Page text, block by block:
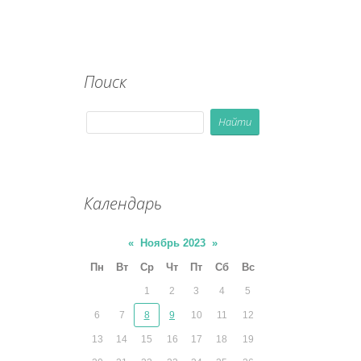
Поиск
Календарь
« Ноябрь 2023 »
Пн
Вт Ср Чт Пт Сб Вс
1 2 3 4 5
6 7 8 9 10 11 12
13 14 15 16 17 18 19